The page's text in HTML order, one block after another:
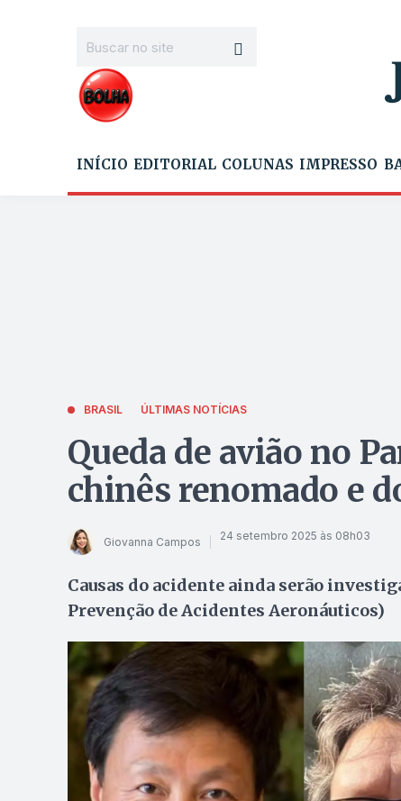
INÍCIO EDITORIAL COLUNAS IMPRESSO
BRASIL ÚLTIMAS NOTÍCIAS
Queda de avião no
chinês renomado e
Giovanna Campos 24 setembro 2025 às 08h03
Causas do acidente ainda serão
Prevenção de Acidentes Aeronáuticos)